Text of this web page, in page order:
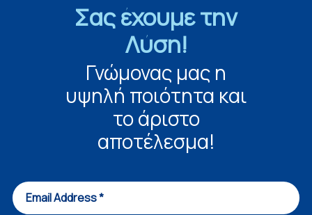
Σας έχουμε την
Λύση!
Γνώμονας μας η
υψηλή ποιότητα και
το άριστο
αποτέλεσμα!